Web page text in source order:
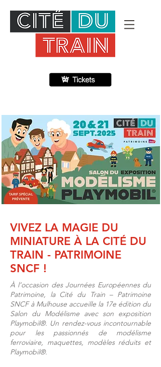
VIVEZ LA MAGIE DU
MINIATURE À LA CITÉ DU
TRAIN - PATRIMOINE
SNCF !
À l’occasion des Journées Européennes du
Patrimoine, la Cité du Train – Patrimoine
SNCF à Mulhouse accueille la 17e édition du
Salon du Modélisme avec son exposition
Playmobil®. Un rendez-vous incontournable
pour les passionnés de modélisme
ferroviaire, maquettes, modèles réduits et
Playmobil®.